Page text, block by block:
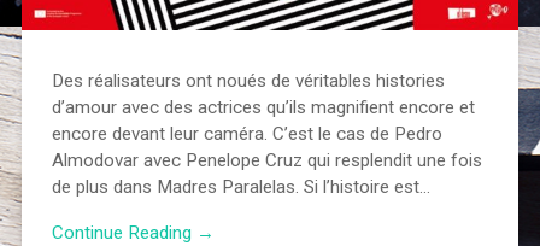
Des réalisateurs ont noués de véritables histories
d’amour avec des actrices qu’ils magnifient encore et
encore devant leur caméra. C’est le cas de Pedro
Almodovar avec Penelope Cruz qui resplendit une fois
de plus dans Madres Paralelas. Si l’histoire est…
Continue Reading →